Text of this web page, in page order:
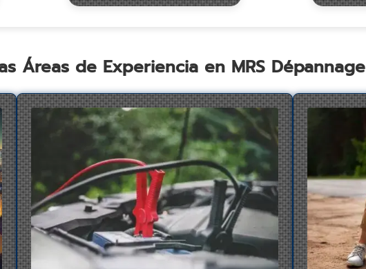
Áreas de Experiencia en MRS Dépannage